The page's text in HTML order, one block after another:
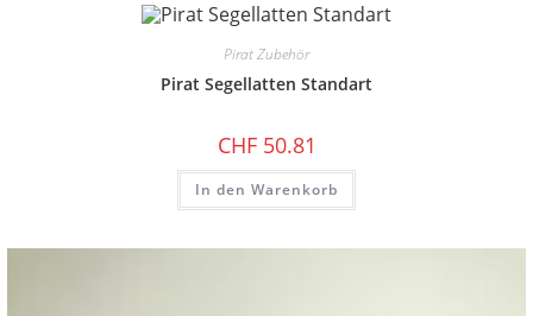
Pirat Zubehör
Pirat Segellatten Standart
CHF50.81
In den Warenkorb